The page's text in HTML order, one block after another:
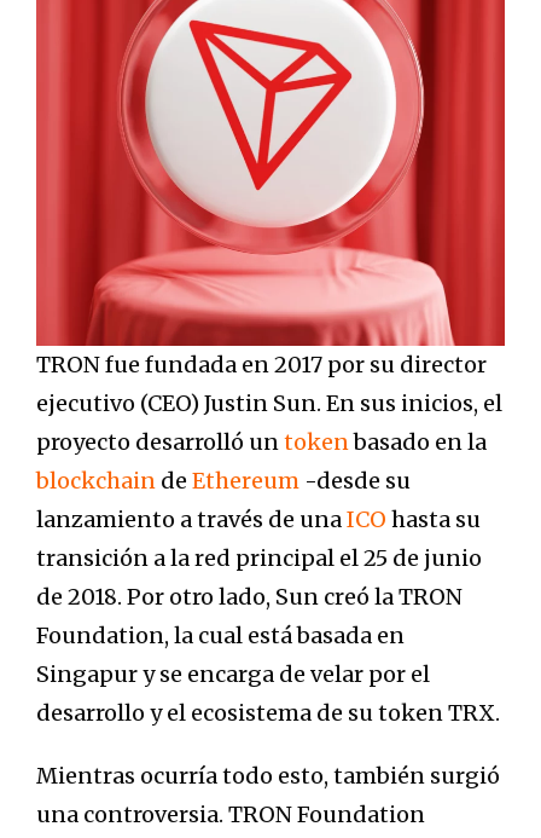
TRON fue fundada en 2017 por su director
ejecutivo (CEO) Justin Sun. En sus inicios, el
proyecto desarrolló untokenbasado en la
blockchain de Ethereum -desde su
lanzamiento a través de unaICO hasta su
transición a la red principal el 25 de junio
de 2018. Por otro lado, Sun creó la TRON
Foundation, la cual está basada en
Singapur y se encarga de velar por el
desarrollo y el ecosistema de su token TRX.
Mientras ocurría todo esto, también surgió
una controversia. TRON Foundation